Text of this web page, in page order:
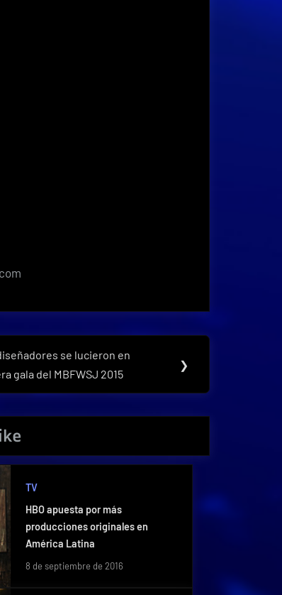
se lucieron en
gala del MBFWSJ 2015
❯
TV
HBO apuesta por más
producciones originales en
América Latina
8 de septiembre de 2016